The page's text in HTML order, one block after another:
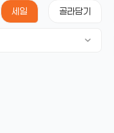
세일 골라담기